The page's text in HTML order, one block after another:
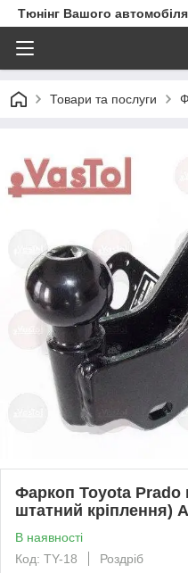
Тюнінг Вашого
Товари та послуги
Фаркоп Toyota Prado
штатний кріплення)
В наявності
Код: TY-18
Роздріб